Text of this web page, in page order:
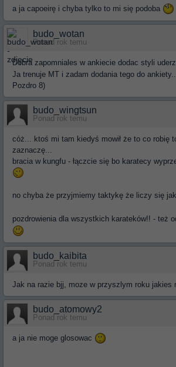
a ja capoeirę i chyba tylko to mi się podoba
budo_wotan
Ponad rok temu
Dobra zapomniales w ankiecie dodac styli
Ja trenuje MT i zadam dodania tego do ankiety...
Pozdro 8)
budo_wingtsun
Ponad rok temu
cóż... ktoś mi tam kiedyś mowił że to co robię
zaznaczę...
bracia w kungfu - łączcie się bo karatecy
no chyba że przyjmiemy taktykę że liczy się
pozdrowienia dla wszystkich karateków!! - też
budo_kaibita
Ponad rok temu
Jak na razie bjj, moze w przyszlym roku jakies
budo_atomowy2
Ponad rok temu
a ja nie moge glosowac